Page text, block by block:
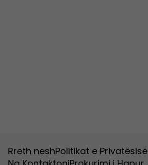
Rreth neshPolitikat e Privatësisë